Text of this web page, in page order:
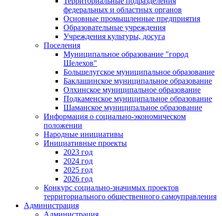
федеральных и областных органов
Основные промышленные предприятия
Образовательные учреждения
Учреждения культуры, досуга
Поселения
Муниципальное образование "город
Шелехов"
Большелугское муниципальное образование
Баклашинское муниципальное образование
Олхинское муниципальное образование
Подкаменское муниципальное образование
Шаманское муниципальное образование
Информация о социально-экономическом
положении
Народные инициативы
Инициативные проекты
2023 год
2024 год
2025 год
2026 год
Конкурс социально-значимых проектов
территориального общественного самоуправления
Администрация
Администрация